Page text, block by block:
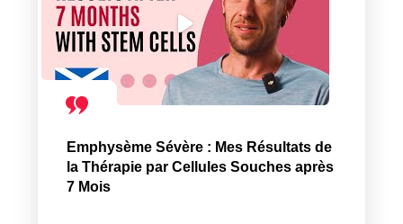
Emphysème Sévère : Mes Résultats de
la Thérapie par Cellules Souches après
7 Mois